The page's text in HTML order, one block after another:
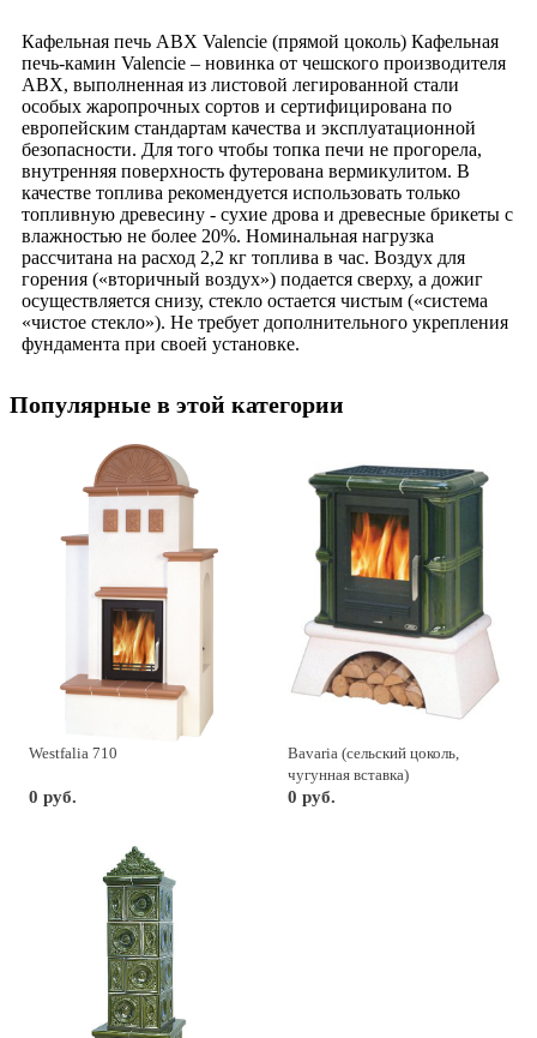
Кафельная печь ABX Valencie (прямой цоколь) Кафельная
печь-камин Valencie – новинка от чешского производителя
ABX, выполненная из листовой легированной стали
особых жаропрочных сортов и сертифицирована по
европейским стандартам качества и эксплуатационной
безопасности. Для того чтобы топка печи не прогорела,
внутренняя поверхность футерована вермикулитом. В
качестве топлива рекомендуется использовать только
топливную древесину - сухие дрова и древесные брикеты с
влажностью не более 20%. Номинальная нагрузка
рассчитана на расход 2,2 кг топлива в час. Воздух для
горения («вторичный воздух») подается сверху, а дожиг
осуществляется снизу, стекло остается чистым («система
«чистое стекло»). Не требует дополнительного укрепления
фундамента при своей установке.
Популярные в этой категории
Westfalia 710
0 руб.
Bavaria (сельский цоколь,
чугунная вставка)
0 руб.